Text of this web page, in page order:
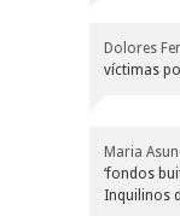
Dolores
víctimas
Maria
‘fondos
Inquilinos